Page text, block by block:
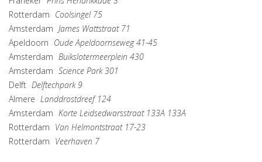
Rotterdam Coolsingel 75
Amsterdam James Wattstraat 71
Apeldoorn Oude Apeldoornseweg 41-45
Amsterdam Buikslotermeerplein 430
Amsterdam Science Park 301
Delft Delftechpark 9
Almere Landdrostdreef 124
Amsterdam Korte Leidsedwarsstraat 133A 133A
Rotterdam Van Helmontstraat 17-23
Rotterdam Veerhaven 7